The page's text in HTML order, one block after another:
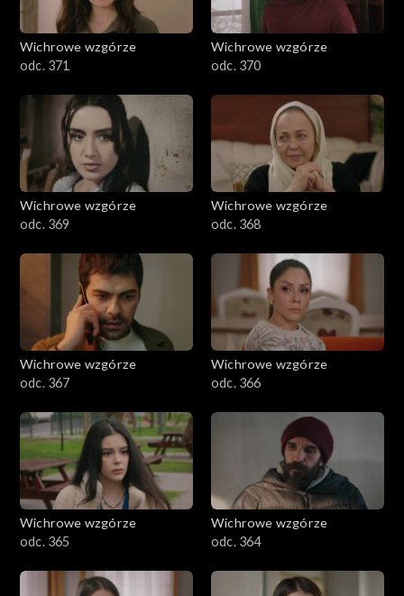
Wichrowe wzgórze
odc. 371
Wichrowe wzgórze
odc. 370
Wichrowe wzgórze
odc. 369
Wichrowe wzgórze
odc. 368
Wichrowe wzgórze
odc. 367
Wichrowe wzgórze
odc. 366
Wichrowe wzgórze
odc. 365
Wichrowe wzgórze
odc. 364